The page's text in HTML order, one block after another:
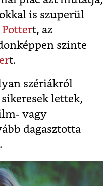
is szuperül
Pottert, az
szinte
t.
szériákról
lettek,
vagy
dagasztotta